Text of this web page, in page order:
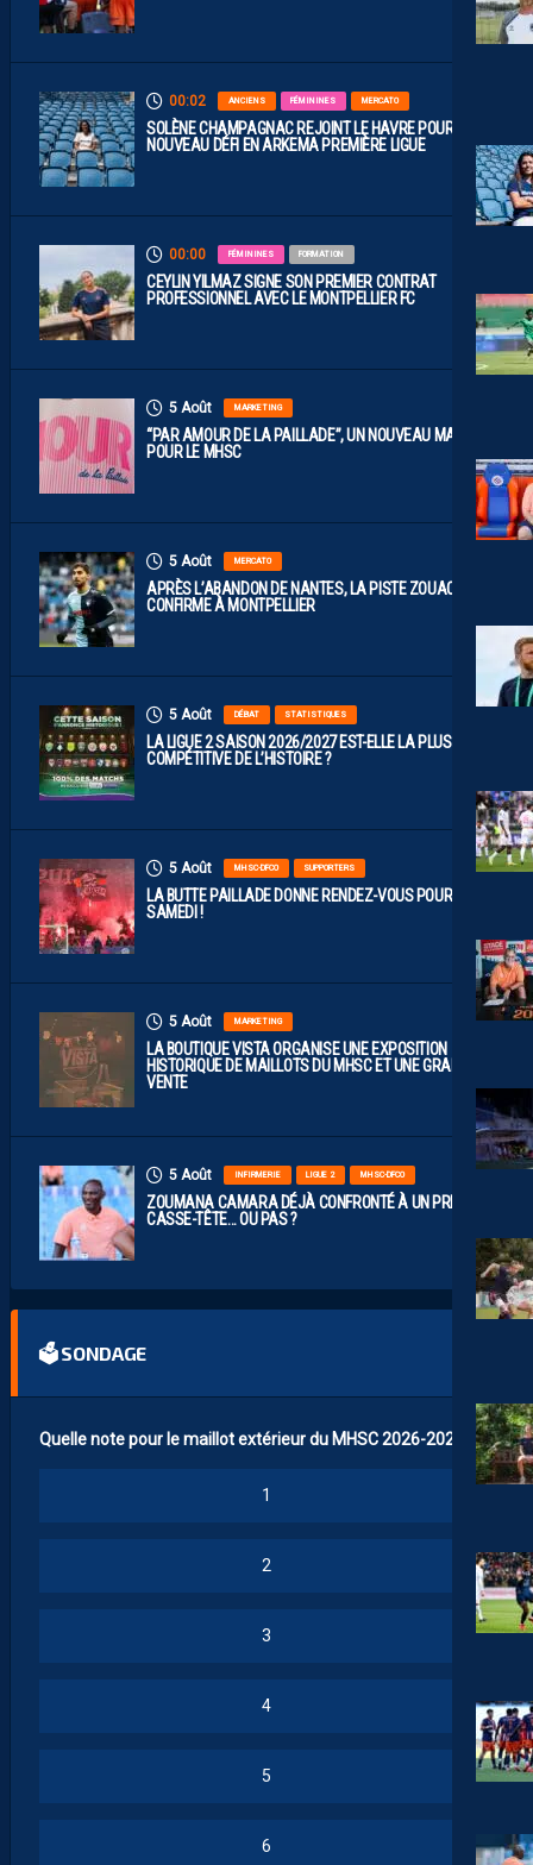
00:02 ANCIENS FÉMININES MERCATO
SOLÈNE CHAMPAGNAC REJOINT LE HAVRE POUR UN
NOUVEAU DÉFI EN ARKEMA PREMIÈRE LIGUE
00:00 FÉMININES FORMATION
CEYLIN YILMAZ SIGNE SON PREMIER CONTRAT
PROFESSIONNEL AVEC LE MONTPELLIER FC
5 Août MARKETING
“PAR AMOUR DE LA PAILLADE”, UN NOUVEAU MAILLOT
POUR LE MHSC
5 Août MERCATO
APRÈS L’ABANDON DE NANTES, LA PISTE ZOUAOUI SE
CONFIRME À MONTPELLIER
5 Août DÉBAT STATISTIQUES
LA LIGUE 2 SAISON 2026/2027 EST-ELLE LA PLUS
COMPÉTITIVE DE L’HISTOIRE ?
5 Août MHSC-DFCO SUPPORTERS
LA BUTTE PAILLADE DONNE RENDEZ-VOUS POUR
SAMEDI !
5 Août MARKETING
LA BOUTIQUE VISTA ORGANISE UNE EXPOSITION
HISTORIQUE DE MAILLOTS DU MHSC ET UNE GRANDE
VENTE
5 Août INFIRMERIE LIGUE 2 MHSC-DFCO
ZOUMANA CAMARA DÉJÀ CONFRONTÉ À UN PREMIER
CASSE-TÊTE… OU PAS ?
🗳 SONDAGE
Quelle note pour le maillot extérieur du MHSC 2026-2027 ?
1
2
3
4
5
6